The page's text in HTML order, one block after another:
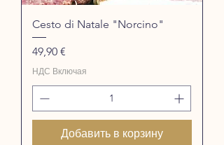
Cesto di Natale "Norcino"
Цена
49,90 €
НДС Включая
Добавить в корзину